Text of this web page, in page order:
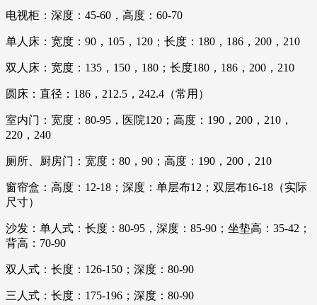
电视柜：深度：45-60，高度：60-70
单人床：宽度：90，105，120；长度：180，186，200，210
双人床：宽度：135，150，180；长度180，186，200，210
圆床：直径：186，212.5，242.4（常用）
室内门：宽度：80-95，医院120；高度：190，200，210，
220，240
厕所、厨房门：宽度：80，90；高度：190，200，210
窗帘盒：高度：12-18；深度：单层布12；双层布16-18（实际
尺寸）
沙发：单人式：长度：80-95，深度：85-90；坐垫高：35-42；
背高：70-90
双人式：长度：126-150；深度：80-90
三人式：长度：175-196；深度：80-90